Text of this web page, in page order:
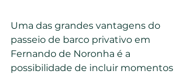
Uma das grandes vantagens do
passeio de barco privativo em
Fernando de Noronha é a
possibilidade de incluir momentos